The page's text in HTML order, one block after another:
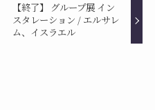
【終了】 グループ展 イン
スタレーション / エルサレ
ム、イスラエル